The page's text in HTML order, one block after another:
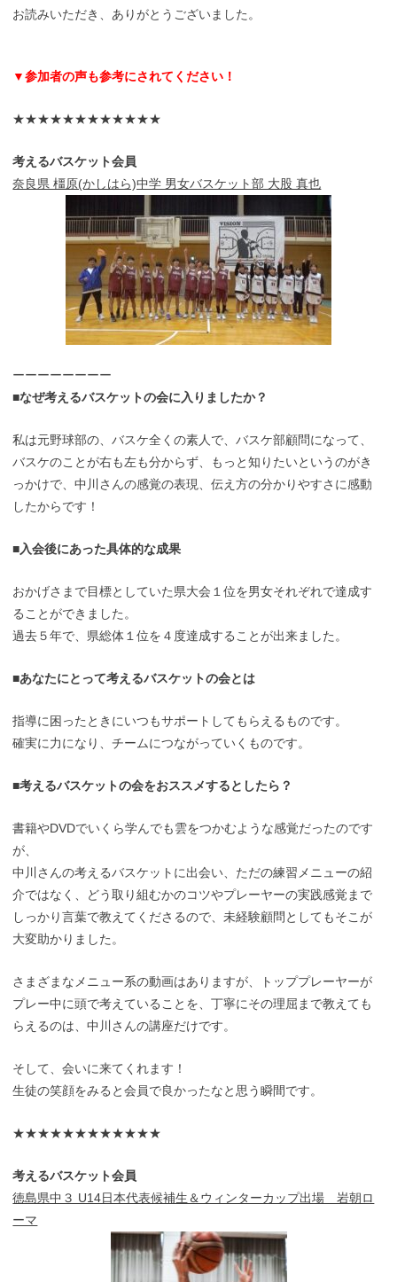
お読みいただき、ありがとうございました。
▼参加者の声も参考にされてください！
★★★★★★★★★★★★
考えるバスケット会員
奈良県 橿原(かしはら)中学 男女バスケット部 大股 真也
ーーーーーーーー
■なぜ考えるバスケットの会に入りましたか？
私は元野球部の、バスケ全くの素人で、バスケ部顧問になって、
バスケのことが右も左も分からず、もっと知りたいというのがき
っかけで、中川さんの感覚の表現、伝え方の分かりやすさに感動
したからです！
■入会後にあった具体的な成果
おかげさまで目標としていた県大会１位を男女それぞれで達成す
ることができました。
過去５年で、県総体１位を４度達成することが出来ました。
■あなたにとって考えるバスケットの会とは
指導に困ったときにいつもサポートしてもらえるものです。
確実に力になり、チームにつながっていくものです。
■考えるバスケットの会をおススメするとしたら？
書籍やDVDでいくら学んでも雲をつかむような感覚だったのです
が、
中川さんの考えるバスケットに出会い、ただの練習メニューの紹
介ではなく、どう取り組むかのコツやプレーヤーの実践感覚まで
しっかり言葉で教えてくださるので、未経験顧問としてもそこが
大変助かりました。
さまざまなメニュー系の動画はありますが、トッププレーヤーが
プレー中に頭で考えていることを、丁寧にその理屈まで教えても
らえるのは、中川さんの講座だけです。
そして、会いに来てくれます！
生徒の笑顔をみると会員で良かったなと思う瞬間です。
★★★★★★★★★★★★
考えるバスケット会員
徳島県中３ U14日本代表候補生＆ウィンターカップ出場 岩朝ロ
ーマ